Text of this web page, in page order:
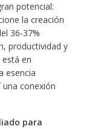
potencial:
la creación
36-37%
productividad y
en
esencia
conexión
para